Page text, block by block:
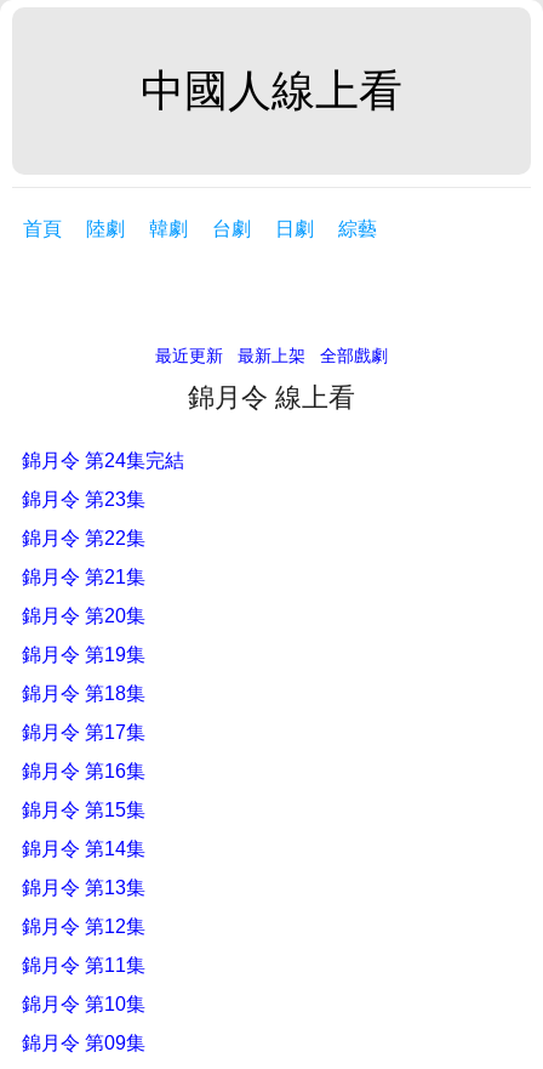
中國人線上看
首頁 陸劇 韓劇 台劇 日劇 綜藝
最近更新 最新上架 全部戲劇
錦月令 線上看
錦月令 第24集完結
錦月令 第23集
錦月令 第22集
錦月令 第21集
錦月令 第20集
錦月令 第19集
錦月令 第18集
錦月令 第17集
錦月令 第16集
錦月令 第15集
錦月令 第14集
錦月令 第13集
錦月令 第12集
錦月令 第11集
錦月令 第10集
錦月令 第09集